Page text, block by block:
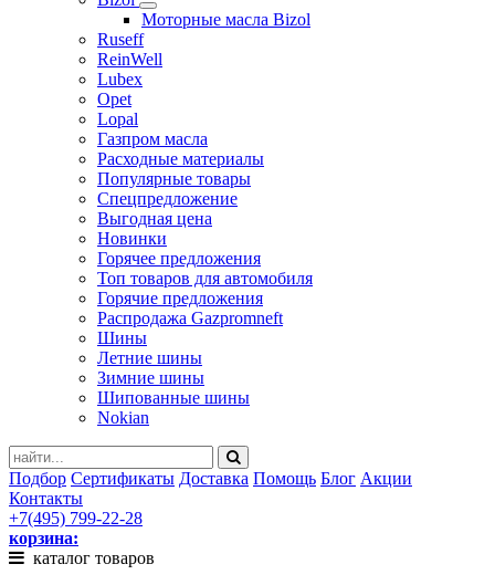
Моторные масла Bizol
Ruseff
ReinWell
Lubex
Opet
Lopal
Газпром масла
Расходные материалы
Популярные товары
Спецпредложение
Выгодная цена
Новинки
Горячее предложения
Топ товаров для автомобиля
Горячие предложения
Распродажа Gazpromneft
Шины
Летние шины
Зимние шины
Шипованные шины
Nokian
Подбор Сертификаты Доставка Помощь Блог Акции
Контакты
+7(495) 799-22-28
корзина:
каталог товаров